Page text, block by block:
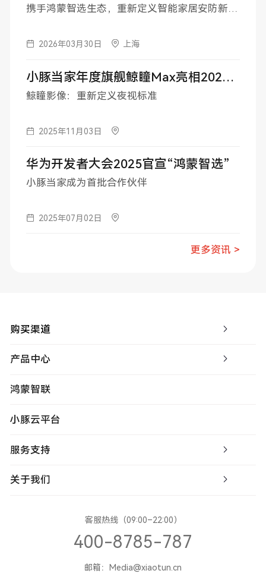
携手鸿蒙智选生态，重新定义智能家居安防新体验
2026年03月30日 上海
小豚当家年度旗舰鲸瞳Max亮相2025安博会
鲸瞳影像：重新定义夜视标准
2025年11月03日
华为开发者大会2025官宣“鸿蒙智选”
小豚当家成为首批合作伙伴
2025年07月02日
更多资讯 >
购买渠道
产品中心
鸿蒙智联
小豚云平台
服务支持
关于我们
客服热线（09:00–22:00）
400-8785-787
邮箱：Media@xiaotun.cn